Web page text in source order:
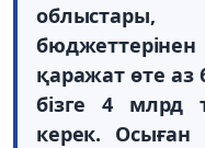
қаражат өте аз
бiзге 4 млрд
керек. Осыған